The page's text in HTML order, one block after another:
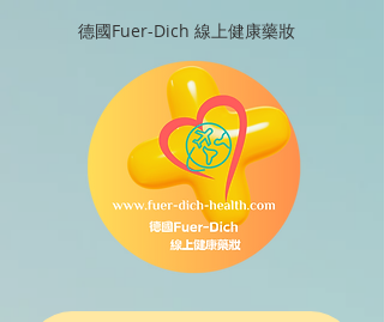
德國Fuer-Dich 線上健康藥妝